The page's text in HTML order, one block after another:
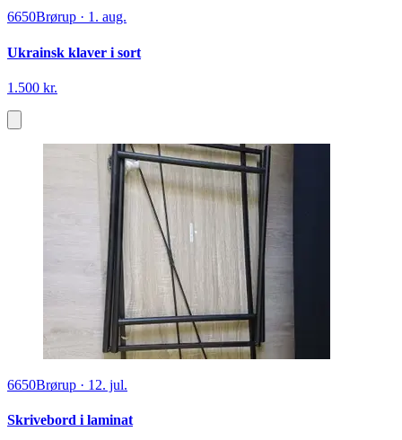
6650Brørup · 1. aug.
Ukrainsk klaver i sort
1.500 kr.
6650Brørup · 12. jul.
Skrivebord i laminat